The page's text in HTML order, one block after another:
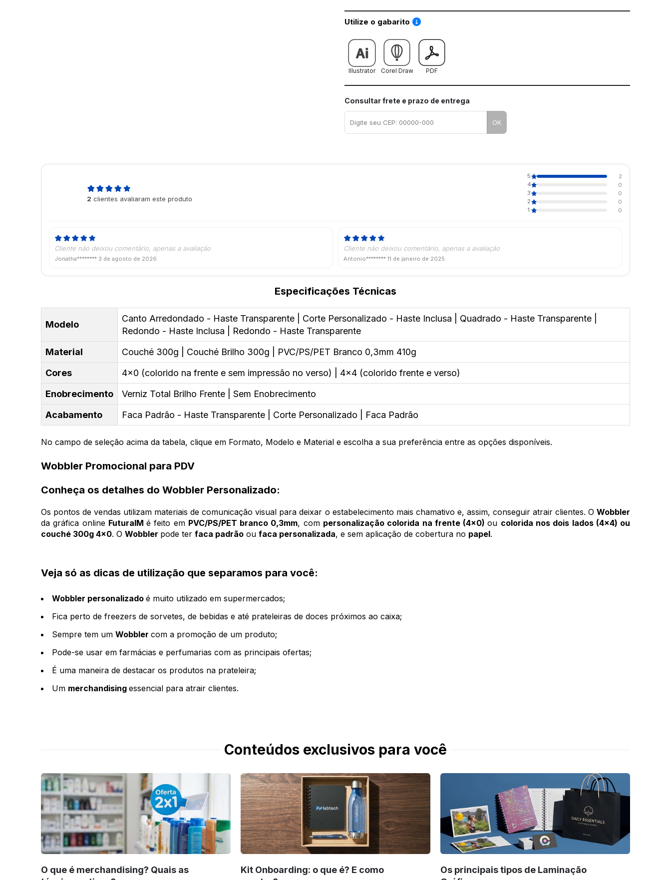
Utilize o gabarito Saiba como utilizar os nossos gabaritos
Illustrator Corel Draw PDF
Consultar frete e prazo de entrega
OK
2 clientes avaliaram este produto
5
2
4
0
3
0
2
0
1
0
Cliente não deixou comentário, apenas a avaliação
Jonatha******** 3 de agosto de 2026
Cliente não deixou comentário, apenas a avaliação
Antonio******** 11 de janeiro de 2025
Especificações Técnicas
Modelo
Canto Arredondado - Haste Transparente | Corte Personalizado - Haste Inclusa | Quadrado - Haste Transparente |
Redondo - Haste Inclusa | Redondo - Haste Transparente
Material
Couché 300g | Couché Brilho 300g | PVC/PS/PET Branco 0,3mm 410g
Cores
4x0 (colorido na frente e sem impressão no verso) | 4x4 (colorido frente e verso)
Enobrecimento
Verniz Total Brilho Frente | Sem Enobrecimento
Acabamento
Faca Padrão - Haste Transparente | Corte Personalizado | Faca Padrão
No campo de seleção acima da tabela, clique em Formato, Modelo e Material e escolha a sua preferência entre as opções disponíveis.
Wobbler Promocional para PDV
Conheça os detalhes do Wobbler Personalizado:
Os pontos de vendas utilizam materiais de comunicação visual para deixar o estabelecimento mais chamativo e, assim, conseguir atrair clientes. O Wobbler
da gráfica online FuturaIMé feito em PVC/PS/PET branco 0,3mm, com personalização colorida na frente (4x0)ou colorida nos dois lados (4x4) ou
couché 300g 4x0. O Wobbler pode ter faca padrão ou faca personalizada, e sem aplicação de cobertura no papel.
Veja só as dicas de utilização que separamos para você:
Wobbler personalizado é muito utilizado em supermercados;
Fica perto de freezers de sorvetes, de bebidas e até prateleiras de doces próximos ao caixa;
Sempre tem um Wobbler com a promoção de um produto;
Pode-se usar em farmácias e perfumarias com as principais ofertas;
É uma maneira de destacar os produtos na prateleira;
Um merchandising essencial para atrair clientes.
Conteúdos exclusivos para você
O que é merchandising? Quais as
Kit Onboarding: o que é? E como
Os principais tipos de Laminação